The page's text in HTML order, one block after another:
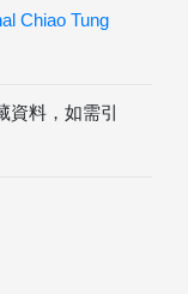
Chiao Tung
資料，如需引